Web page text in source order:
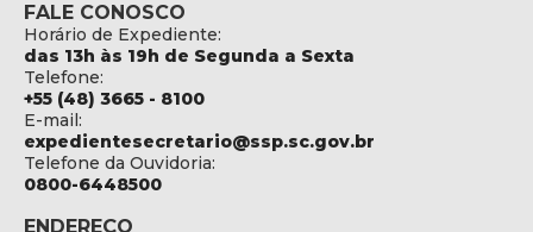
FALE CONOSCO
Horário de Expediente:
das 13h às 19h de Segunda a Sexta
Telefone:
+55 (48) 3665 - 8100
E-mail:
expedientesecretario@ssp.sc.gov.br
Telefone da Ouvidoria:
0800-6448500
ENDEREÇO